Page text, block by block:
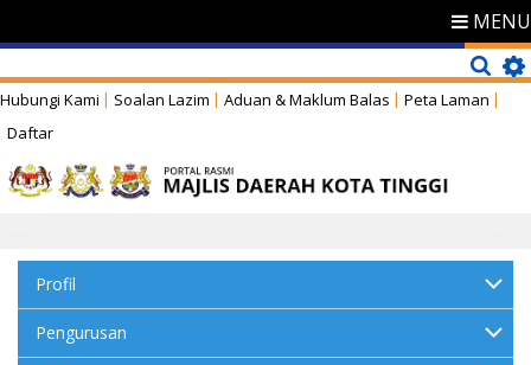
MENU
Hubungi Kami Soalan Lazim Aduan & Maklum Balas
Peta Laman
Daftar
Profil
Pengurusan